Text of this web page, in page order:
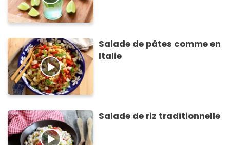
Salade de pâtes comme en
Italie
Salade de riz traditionnelle